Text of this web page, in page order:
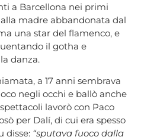
a Barcellona nei primi
madre abbandonata dal
una star del flamenco, e
il gotha e
danza.
a 17 anni sembrava
negli occhi e ballò anche
lavorò con Paco
per Dalí, di cui era spesso
disse: “sputava fuoco dalla